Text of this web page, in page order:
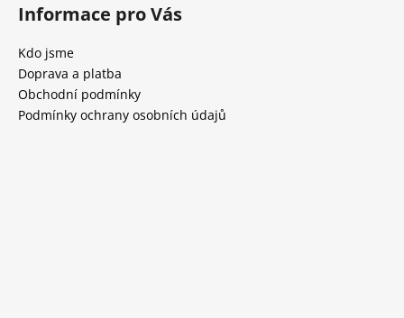
Informace pro Vás
Kdo jsme
Doprava a platba
Obchodní podmínky
Podmínky ochrany osobních údajů